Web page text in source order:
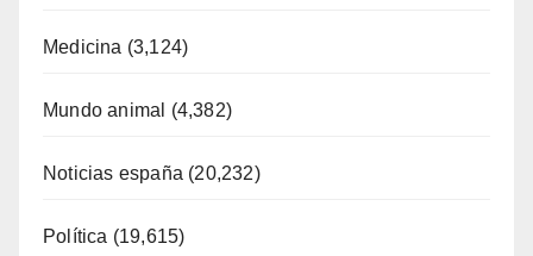
Medicina (3,124)
Mundo animal (4,382)
Noticias españa (20,232)
Política (19,615)